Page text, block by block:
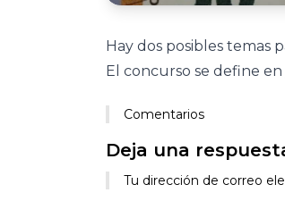
Hay dos posibles temas
El concurso se define
Comentarios
Deja una
Tu dirección de correo